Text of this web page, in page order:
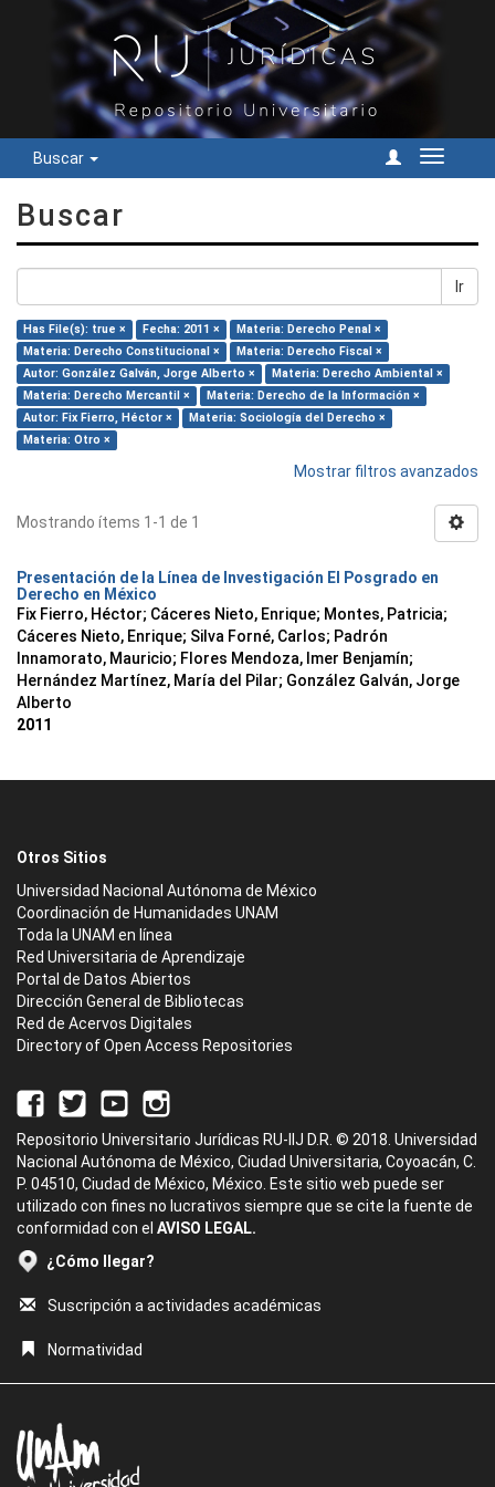
Buscar
Cambiar
Buscar
Ir
Has File(s): true × Fecha: 2011 ×
Materia: Derecho Penal ×
Materia: Derecho Constitucional ×
Materia: Derecho Fiscal ×
Autor: González Galván, Jorge Alberto ×
Materia: Derecho Ambiental ×
Materia: Derecho Mercantil ×
Materia: Derecho de la Información ×
Autor: Fix Fierro, Héctor ×
Materia: Sociología del Derecho ×
Materia: Otro ×
Mostrar filtros avanzados
Mostrando ítems 1-1 de 1
Presentación de la Línea de Investigación El Posgrado en
Derecho en México
Fix Fierro, Héctor; Cáceres Nieto, Enrique; Montes, Patricia;
Cáceres Nieto, Enrique; Silva Forné, Carlos; Padrón
Innamorato, Mauricio; Flores Mendoza, Imer Benjamín;
Hernández Martínez, María del Pilar; González Galván, Jorge
Alberto
2011
Otros Sitios
Universidad Nacional Autónoma de México
Coordinación de Humanidades UNAM
Toda la UNAM en línea
Red Universitaria de Aprendizaje
Portal de Datos Abiertos
Dirección General de Bibliotecas
Red de Acervos Digitales
Directory of Open Access Repositories
Repositorio Universitario Jurídicas RU-IIJ D.R. © 2018. Universidad
Nacional Autónoma de México, Ciudad Universitaria, Coyoacán, C.
P. 04510, Ciudad de México, México. Este sitio web puede ser
utilizado con fines no lucrativos siempre que se cite la fuente de
conformidad con el AVISO LEGAL.
¿Cómo llegar?
Suscripción a actividades académicas
Normatividad